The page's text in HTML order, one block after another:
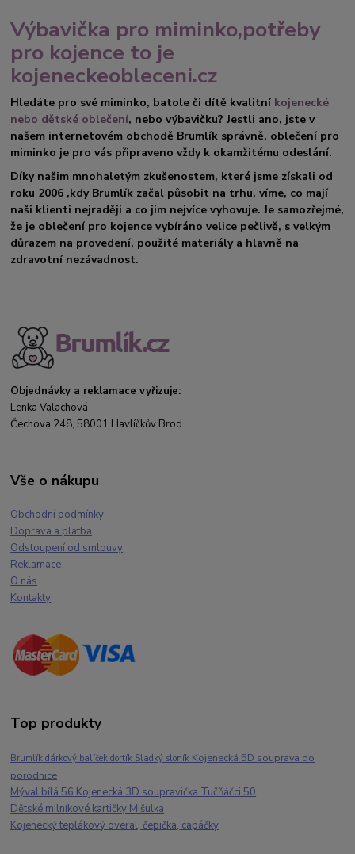
Výbavička pro miminko,potřeby
pro kojence to je
kojeneckeobleceni.cz
Hledáte pro své miminko, batole či dítě kvalitní kojenecké
nebo dětské oblečení, nebo výbavičku? Jestli ano, jste v
našem internetovém obchodě Brumlík správně, oblečení pro
miminko je pro vás připraveno vždy k okamžitému odeslání.
Díky našim mnohaletým zkušenostem, které jsme získali od
roku 2006 ,kdy Brumlík začal působit na trhu, víme, co mají
naši klienti nejraději a co jim nejvíce vyhovuje. Je samozřejmé,
že je oblečení pro kojence vybíráno velice pečlivě, s velkým
důrazem na provedení, použité materiály a hlavně na
zdravotní nezávadnost.
Objednávky a reklamace vyřizuje:
Lenka Valachová
Čechova 248, 58001 Havlíčkův Brod
Vše o nákupu
Obchodní podmínky
Doprava a platba
Odstoupení od smlouvy
Reklamace
O nás
Kontakty
Top produkty
Brumlík dárkový balíček dortík Sladký sloník Kojenecká 5D souprava do
porodnice
Mýval bílá 56 Kojenecká 3D soupravička Tučňáčci 50
Dětské milníkové kartičky Mišulka
Kojenecký teplákový overal, čepička, capáčky